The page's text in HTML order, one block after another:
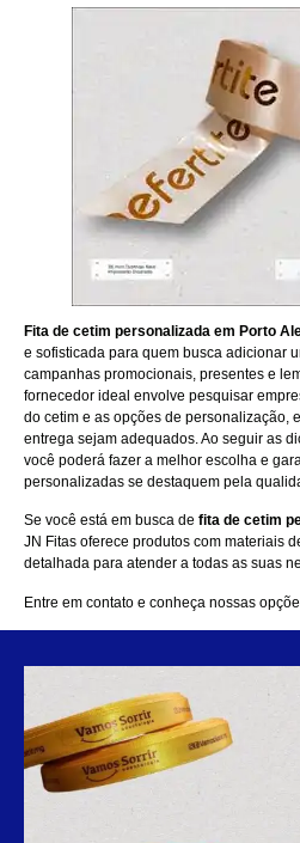
Fita de cetim personalizada em Porto
e sofisticada para quem busca adicionar
campanhas promocionais, presentes e
fornecedor ideal envolve pesquisar
do cetim e as opções de personalização,
entrega sejam adequados. Ao seguir as
você poderá fazer a melhor escolha e
personalizadas se destaquem pela
Se você está em busca de fita de cetim
JN Fitas oferece produtos com materiais
detalhada para atender a todas as suas
Entre em contato e conheça nossas